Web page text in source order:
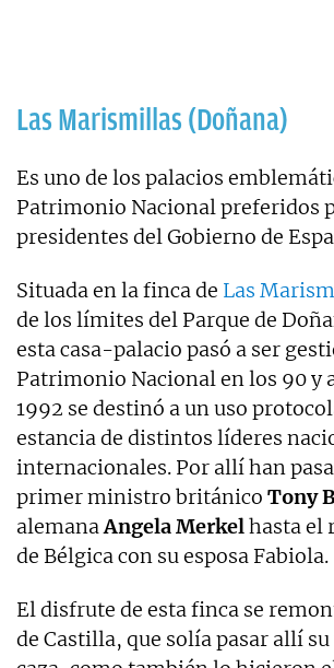
Las Marismillas (Doñana)
Es uno de los palacios
Patrimonio Nacional preferidos
presidentes del Gobierno de
Situada en la finca de Las
de los límites del Parque de
esta casa-palacio pasó a ser
Patrimonio Nacional en los 90 y
1992 se destinó a un uso
estancia de distintos líderes
internacionales. Por allí han
primer ministro británico Tony
alemanaAngela Merkelhasta el
de Bélgica con su esposa Fabiola.
El disfrute de esta finca se
de Castilla, que solía pasar allí